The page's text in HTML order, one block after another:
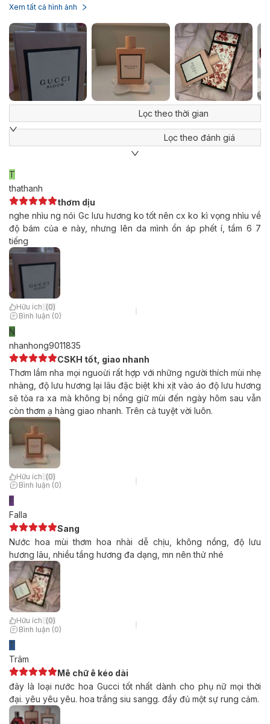
Xem tất cả hình ảnh
Lọc theo thời gian
Lọc theo đánh giá
T
thathanh
thơm dịu
nghe nhìu ng nói Gc lưu hương ko tốt nên cx ko kì vọng nhìu về
độ bám của e này, nhưng lên da mình ổn áp phết í, tầm 6 7
tiếng
Hữu ích (0)
Bình luận (0)
N
nhanhong9011835
CSKH tốt, giao nhanh
Thơm lắm nha mọi nguoừi rất hợp với những người thích mùi nhẹ
nhàng, độ lưu hương lại lâu đặc biệt khi xịt vào áo độ lưu hương
sẽ tỏa ra xa mà không bị nồng giữ mùi đến ngày hôm sau vẫn
còn thơm ạ hàng giao nhanh. Trên cả tuyệt vời luôn.
Hữu ích (0)
Bình luận (0)
F
Falla
Sang
Nước hoa mùi thơm hoa nhài dễ chịu, không nồng, độ lưu
hương lâu, nhiều tầng hương đa dạng, mn nên thử nhé
Hữu ích (0)
Bình luận (0)
T
Trâm
Mê chữ ê kéo dài
đây là loại nước hoa Gucci tốt nhất dành cho phụ nữ mọi thời
đại. yêu yêu yêu. hoa trắng siu sangg. đầy đủ một sự rung cảm.